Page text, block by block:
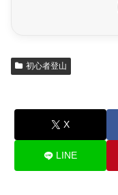
初心者登山
X
LINE